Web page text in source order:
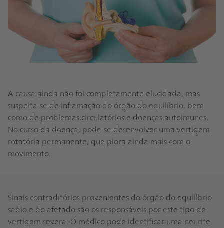
A causa ainda não foi completamente elucidada, mas
suspeita-se de inflamação do órgão do equilíbrio, bem
como de problemas circulatórios e doenças autoimunes.
No curso da doença, pode-se desenvolver uma vertigem
rotatória permanente, que piora ainda mais com o
movimento.
Sinais contraditórios provenientes do órgão do equilíbrio
sadio e do afetado são os responsáveis por este tipo de
vertigem severa. O médico pode identificar uma neurite